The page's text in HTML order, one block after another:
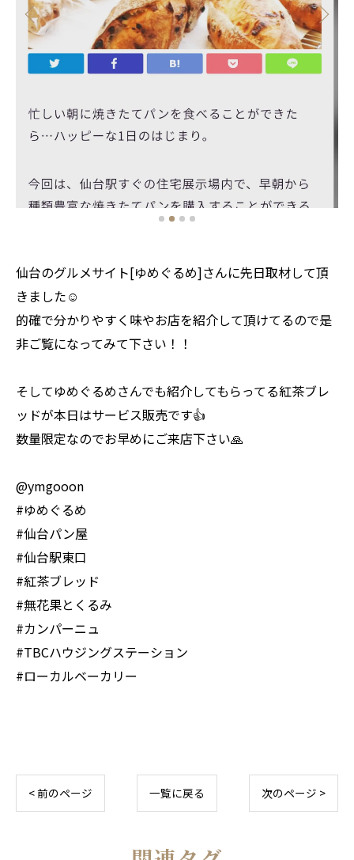
仙台のグルメサイト[ゆめぐるめ]さんに先日取材して頂
きました☺️
的確で分かりやすく味やお店を紹介して頂けてるので是
非ご覧になってみて下さい！！
そしてゆめぐるめさんでも紹介してもらってる紅茶ブレ
ッドが本日はサービス販売です👍
数量限定なのでお早めにご来店下さい🙏
@ymgooon
#ゆめぐるめ
#仙台パン屋
#仙台駅東口
#紅茶ブレッド
#無花果とくるみ
#カンパーニュ
#TBCハウジングステーション
#ローカルベーカリー
< 前のページ 一覧に戻る 次のページ >